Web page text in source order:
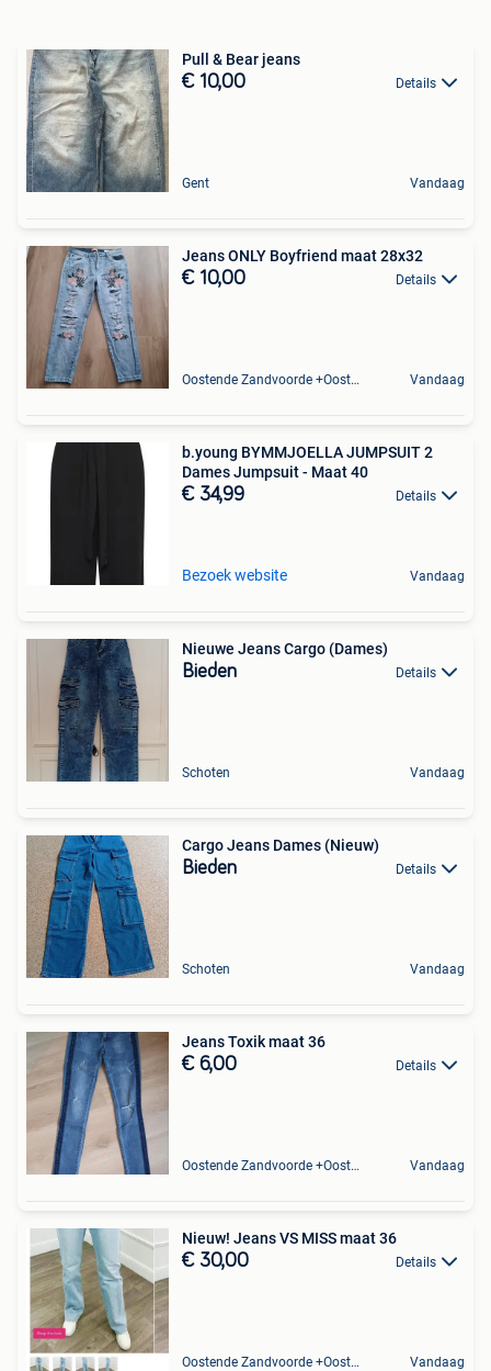
Pull & Bear jeans
€ 10,00 Details
Gent Vandaag
Jeans ONLY Boyfriend maat 28x32
€ 10,00 Details
Oostende Zandvoorde +Oostende Vandaag
b.young BYMMJOELLA JUMPSUIT 2
Dames Jumpsuit - Maat 40
€ 34,99 Details
Bezoek website Vandaag
Nieuwe Jeans Cargo (Dames)
Bieden Details
Schoten Vandaag
Cargo Jeans Dames (Nieuw)
Bieden Details
Schoten Vandaag
Jeans Toxik maat 36
€ 6,00 Details
Oostende Zandvoorde +Oostende Vandaag
Nieuw! Jeans VS MISS maat 36
€ 30,00 Details
Oostende Zandvoorde +Oostende Vandaag